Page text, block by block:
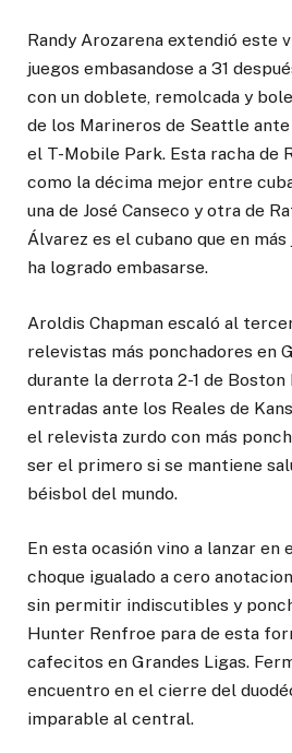
Randy Arozarena extendió este
juegos embasandose a 31
con un doblete, remolcada y
de los Marineros de Seattle
el T-Mobile Park. Esta racha de
como la décima mejor entre
una de José Canseco y otra de
Álvarez es el cubano que en
ha logrado embasarse.
Aroldis Chapman escaló al
relevistas más ponchadores en
durante la derrota 2-1 de Boston
entradas ante los Reales de
el relevista zurdo con más
ser el primero si se mantiene
béisbol del mundo.
En esta ocasión vino a lanzar en
choque igualado a cero
sin permitir indiscutibles y
Hunter Renfroe para de esta
cafecitos en Grandes Ligas.
encuentro en el cierre del
imparable al central.